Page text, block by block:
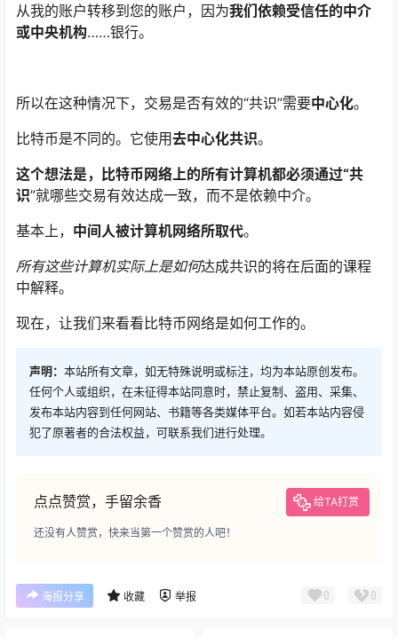
从我的账户转移到您的账户，因为我们依赖受信任的中介
或中央机构……银行。
所以在这种情况下，交易是否有效的“共识”需要中心化。
比特币是不同的。它使用去中心化共识。
这个想法是，比特币网络上的所有计算机都必须通过“共
识”就哪些交易有效达成一致，而不是依赖中介。
基本上， 中间人被计算机网络所取代。
所有这些计算机实际上是如何达成共识的将在后面的课程
中解释。
现在，让我们来看看比特币网络是如何工作的。
声明： 本站所有文章，如无特殊说明或标注，均为本站原创发布。
任何个人或组织，在未征得本站同意时，禁止复制、盗用、采集、
发布本站内容到任何网站、书籍等各类媒体平台。如若本站内容侵
犯了原著者的合法权益，可联系我们进行处理。
点点赞赏，手留余香 给TA打赏
还没有人赞赏，快来当第一个赞赏的人吧！
海报分享 收藏 举报 0 0